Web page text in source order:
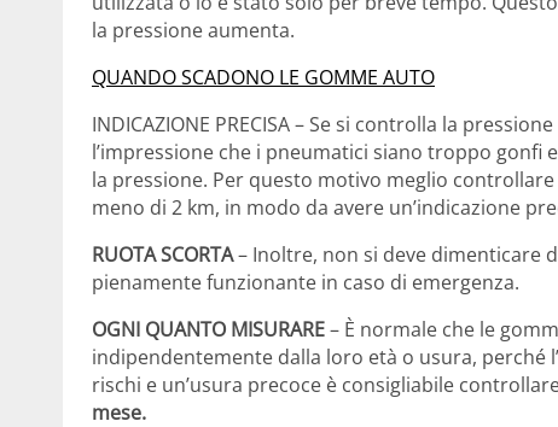
la pressione aumenta.
QUANDO SCADONO LE GOMME AUTO
INDICAZIONE PRECISA – Se si controlla la
l’impressione che i pneumatici siano troppo
la pressione. Per questo motivo meglio
meno di 2 km, in modo da avere un’indicazione
RUOTA SCORTA– Inoltre, non si deve dimenticare
pienamente funzionante in caso di emergenza.
OGNI QUANTO MISURARE– È normale che le
indipendentemente dalla loro età o usura, perché
rischi e un’usura precoce è consigliabile
mese.